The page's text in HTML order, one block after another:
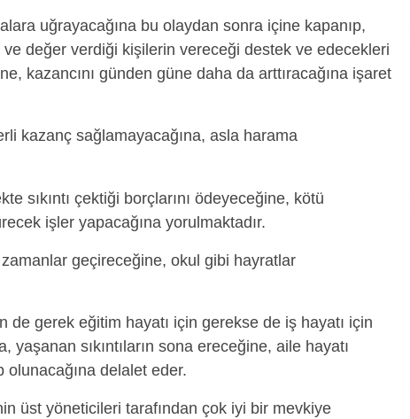
uğrayacağına bu olaydan sonra içine kapanıp,
değer verdiği kişilerin vereceği destek ve edecekleri
kazancını günden güne daha da arttıracağına işaret
kazanç sağlamayacağına, asla harama
sıkıntı çektiği borçlarını ödeyeceğine, kötü
işler yapacağına yorulmaktadır.
geçireceğine, okul gibi hayratlar
de gerek eğitim hayatı için gerekse de iş hayatı için
sıkıntıların sona ereceğine, aile hayatı
delalet eder.
üst yöneticileri tarafından çok iyi bir mevkiye